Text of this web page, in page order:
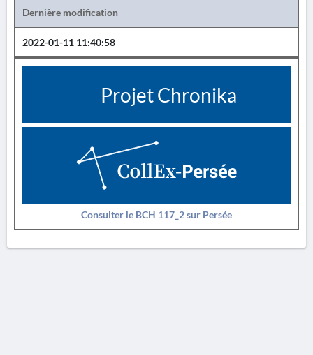
Dernière modification
2022-01-11 11:40:58
Projet Chronika
Consulter le BCH 117_2 sur Persée